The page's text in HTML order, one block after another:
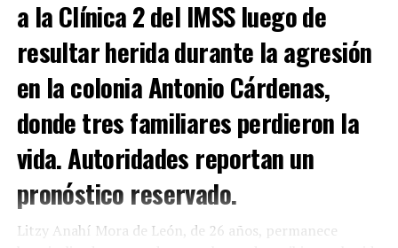
a la Clínica 2 del IMSS luego de
resultar herida durante la agresión
en la colonia Antonio Cárdenas,
donde tres familiares perdieron la
vida. Autoridades reportan un
pronóstico reservado.
Litzy Anahí Mora de León, de 26 años, permanece